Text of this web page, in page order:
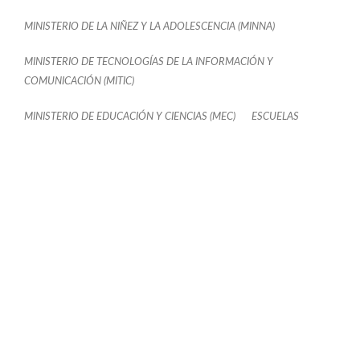
MINISTERIO DE LA NIÑEZ Y LA ADOLESCENCIA (MINNA)
MINISTERIO DE TECNOLOGÍAS DE LA INFORMACIÓN Y
COMUNICACIÓN (MITIC)
MINISTERIO DE EDUCACIÓN Y CIENCIAS (MEC) ESCUELAS